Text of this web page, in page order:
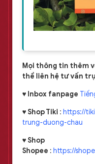
Mọi thông tin thêm
thể liên hệ tư vấn
♥ Inbox fanpage
♥Shop Tiki : https://
trung-duong-chau
♥Shop
Shopee : https://